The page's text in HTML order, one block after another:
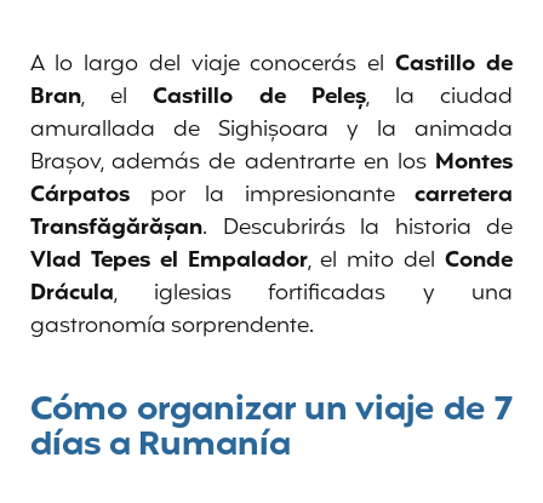
A lo largo del viaje conocerás elCastillo de
Bran, el Castillo de Peleș, la ciudad
amurallada de Sighișoara y la animada
Brașov, además de adentrarte en los Montes
Cárpatos por la impresionante carretera
Transfăgărășan. Descubrirás la historia de
Vlad Tepes el Empalador, el mito del Conde
Drácula, iglesias fortificadas y una
gastronomía sorprendente.
Cómo organizar un viaje de 7
días a Rumanía